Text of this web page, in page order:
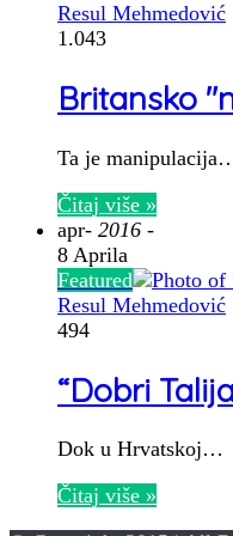
Resul Mehmedović
1.043
Britansko
Ta je
Čitaj više »
apr- 2016 -
8 Aprila
Featured
Resul Mehmedović
494
“Dobri
Dok u Hrvatskoj…
Čitaj više »